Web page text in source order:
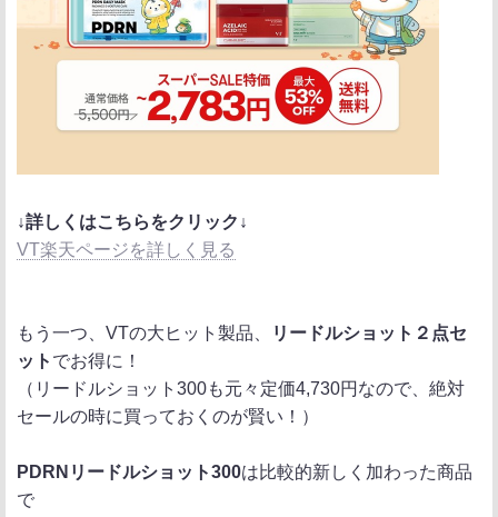
↓詳しくはこちらをクリック↓
VT楽天ページを詳しく見る
もう一つ、VTの大ヒット製品、
リードルショット２点セ
ット でお得に！
（リードルショット300も元々定価4,730円なので、絶対
セールの時に買っておくのが賢い！）
PDRNリードルショット300は比較的新しく加わった商品
で